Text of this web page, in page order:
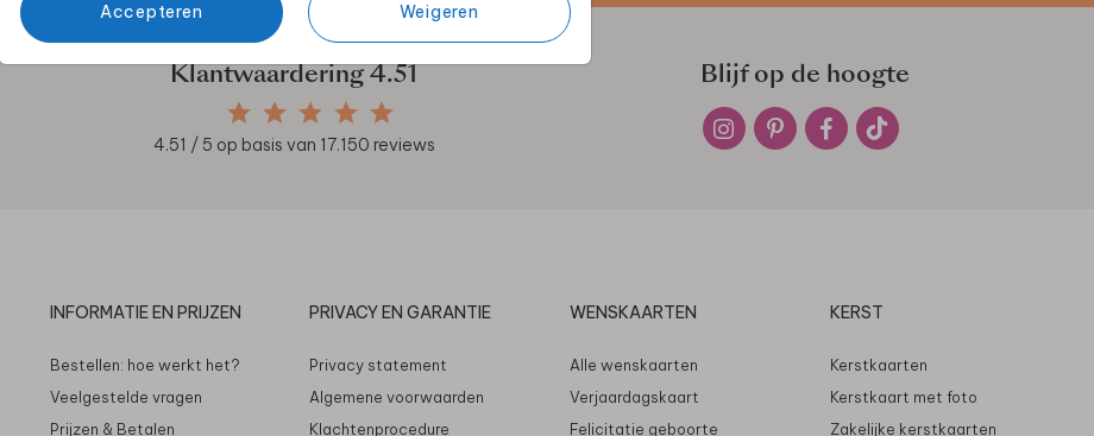
Accepteren Weigeren
Klantwaardering4.51
4.51 / 5 op basis van 17.150 reviews
Blijf op de hoogte
INFORMATIE EN PRIJZEN
Bestellen: hoe werkt het?
Veelgestelde vragen
Prijzen & Betalen
PRIVACY EN GARANTIE
Privacy statement
Algemene voorwaarden
Klachtenprocedure
WENSKAARTEN
Alle wenskaarten
Verjaardagskaart
Felicitatie geboorte
KERST
Kerstkaarten
Kerstkaart met foto
Zakelijke kerstkaarten